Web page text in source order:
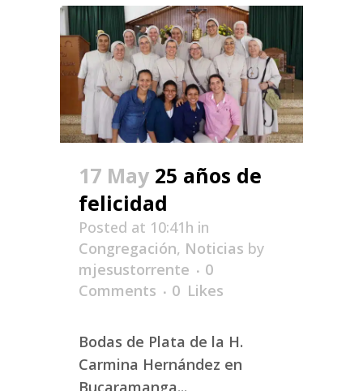
17 May 25 años de
felicidad
Posted at 10:41h in
Congregación, Noticias by
mjesustorrente
0
Comments
0 Likes
Bodas de Plata de la H.
Carmina Hernández en